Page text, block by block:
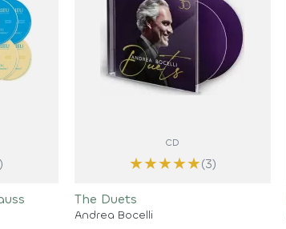
CD
★★★★★(3)
The Duets
Andrea Bocelli